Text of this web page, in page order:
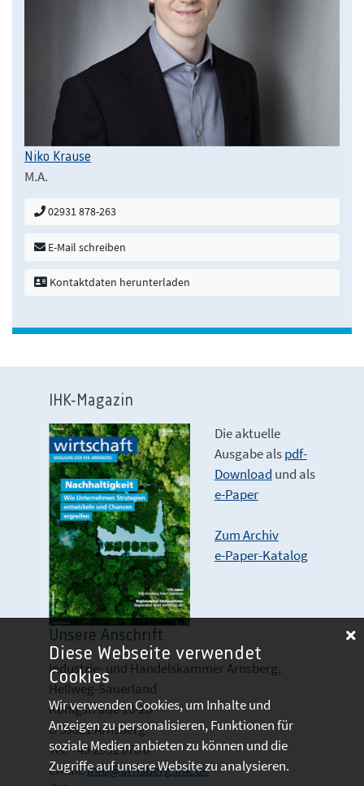
Niko Krause
M.A.
02931 878-263
E-Mail schreiben
Kontaktdaten herunterladen
IHK-Magazin
Die aktuelle
Ausgabe alspdf-
Download und als
e-Paper
Zum Archiv
e-Paper-Katalog
Unsere Anschrift
Industrie- und Handelskammer Arnsberg,
Hellweg-Sauerland
Königstraße 18-20
D 59821 Arnsberg
Tel: +49 2931 878 0
Email:info@arnsberg.ihk.de
Diese Webseite verwendet
Cookies
Wir verwenden Cookies, um Inhalte und
Anzeigen zu personalisieren, Funktionen für
soziale Medien anbieten zu können und die
Zugriffe auf unsere Website zu analysieren.